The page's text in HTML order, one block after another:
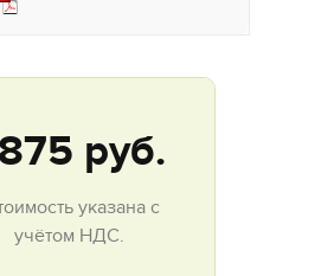
руб.
указана с
учётом НДС.